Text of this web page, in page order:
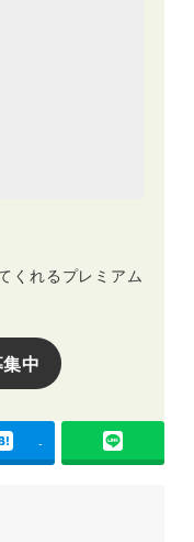
くれるプレミアム
中
-